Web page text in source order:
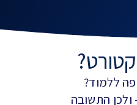
ללמוד?
התשובה